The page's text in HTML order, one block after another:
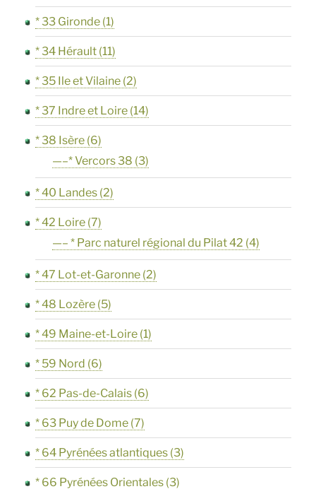
* 33 Gironde (1)
* 34 Hérault (11)
* 35 Ile et Vilaine (2)
* 37 Indre et Loire (14)
* 38 Isère (6)
—–* Vercors 38 (3)
* 40 Landes (2)
* 42 Loire (7)
—– * Parc naturel régional du Pilat 42 (4)
* 47 Lot-et-Garonne (2)
* 48 Lozère (5)
* 49 Maine-et-Loire (1)
* 59 Nord (6)
* 62 Pas-de-Calais (6)
* 63 Puy de Dome (7)
* 64 Pyrénées atlantiques (3)
* 66 Pyrénées Orientales (3)